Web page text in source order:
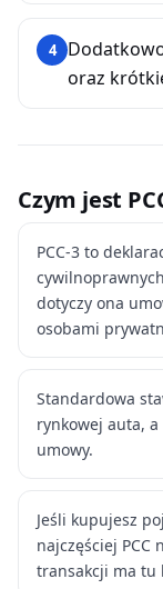
4
oraz
Czym jest
PCC-3 to
dotyczy ona
osobami
Standardowa
rynkowej auta,
umowy.
Jeśli kupujesz
najczęściej
transakcji ma tu